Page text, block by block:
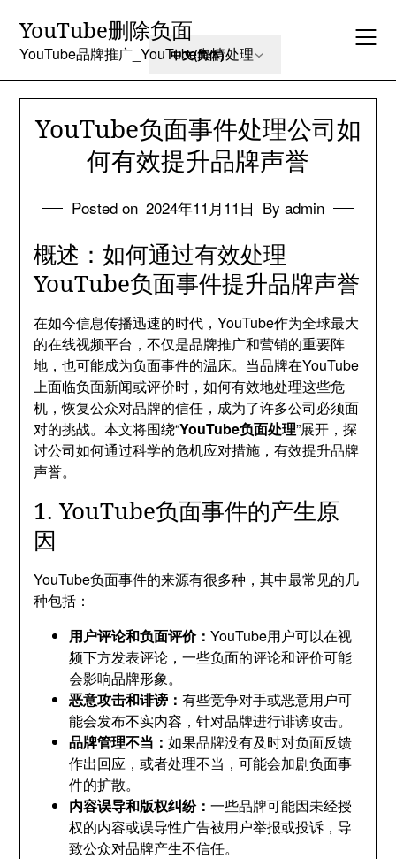
content
YouTube删除负面
YouTube品牌推广_YouTube舆情处理
YouTube负面事件处理公司如
何有效提升品牌声誉
Posted on 2024年11月11日 By admin
概述：如何通过有效处理
YouTube负面事件提升品牌声誉
在如今信息传播迅速的时代，YouTube作为全球最大
的在线视频平台，不仅是品牌推广和营销的重要阵
地，也可能成为负面事件的温床。当品牌在YouTube
上面临负面新闻或评价时，如何有效地处理这些危
机，恢复公众对品牌的信任，成为了许多公司必须面
对的挑战。本文将围绕“YouTube负面处理”展开，探
讨公司如何通过科学的危机应对措施，有效提升品牌
声誉。
1. YouTube负面事件的产生原
因
YouTube负面事件的来源有很多种，其中最常见的几
种包括：
用户评论和负面评价：YouTube用户可以在视
频下方发表评论，一些负面的评论和评价可能
会影响品牌形象。
恶意攻击和诽谤：有些竞争对手或恶意用户可
能会发布不实内容，针对品牌进行诽谤攻击。
品牌管理不当：如果品牌没有及时对负面反馈
作出回应，或者处理不当，可能会加剧负面事
件的扩散。
内容误导和版权纠纷：一些品牌可能因未经授
权的内容或误导性广告被用户举报或投诉，导
致公众对品牌产生不信任。